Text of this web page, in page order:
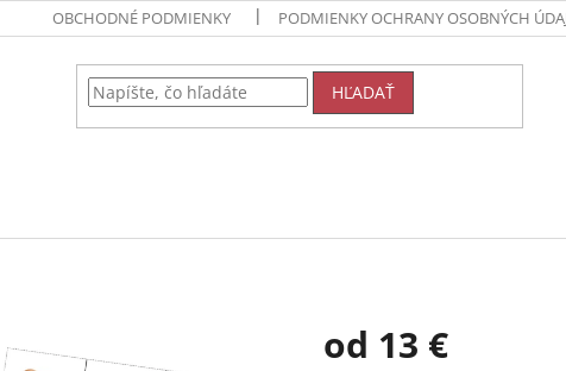
OBCHODNÉ PODMIENKY PODMIENKY OCHRANY OSOBNÝCH
HĽADAŤ
od 13 €